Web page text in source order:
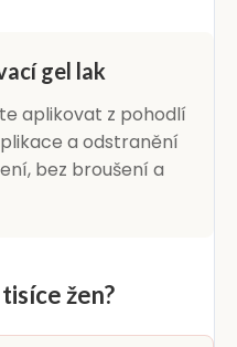
gel lak
aplikovat z pohodlí
a odstranění
bez broušení a
žen?